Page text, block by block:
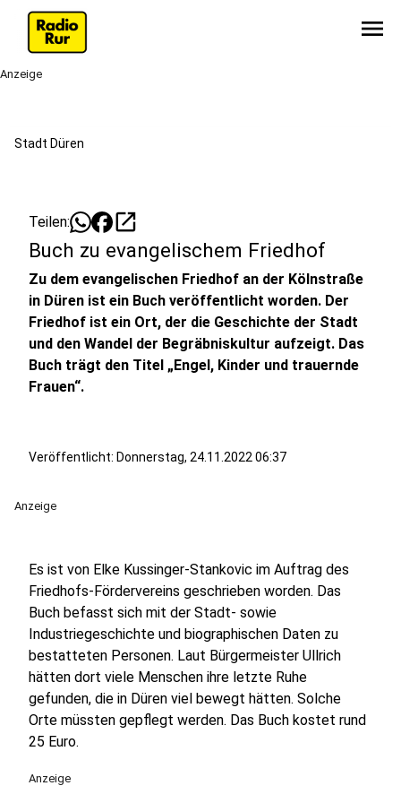
menu
Anzeige
Stadt Düren
Teilen: open_in_new
Buch zu evangelischem Friedhof
Zu dem evangelischen Friedhof an der Kölnstraße
in Düren ist ein Buch veröffentlicht worden. Der
Friedhof ist ein Ort, der die Geschichte der Stadt
und den Wandel der Begräbniskultur aufzeigt. Das
Buch trägt den Titel „Engel, Kinder und trauernde
Frauen“.
Veröffentlicht: Donnerstag, 24.11.2022 06:37
Anzeige
Es ist von Elke Kussinger-Stankovic im Auftrag des
Friedhofs-Fördervereins geschrieben worden. Das
Buch befasst sich mit der Stadt- sowie
Industriegeschichte und biographischen Daten zu
bestatteten Personen. Laut Bürgermeister Ullrich
hätten dort viele Menschen ihre letzte Ruhe
gefunden, die in Düren viel bewegt hätten. Solche
Orte müssten gepflegt werden. Das Buch kostet rund
25 Euro.
Anzeige